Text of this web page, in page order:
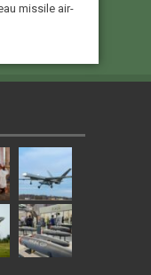
missile air-